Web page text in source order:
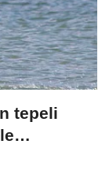
tepeli